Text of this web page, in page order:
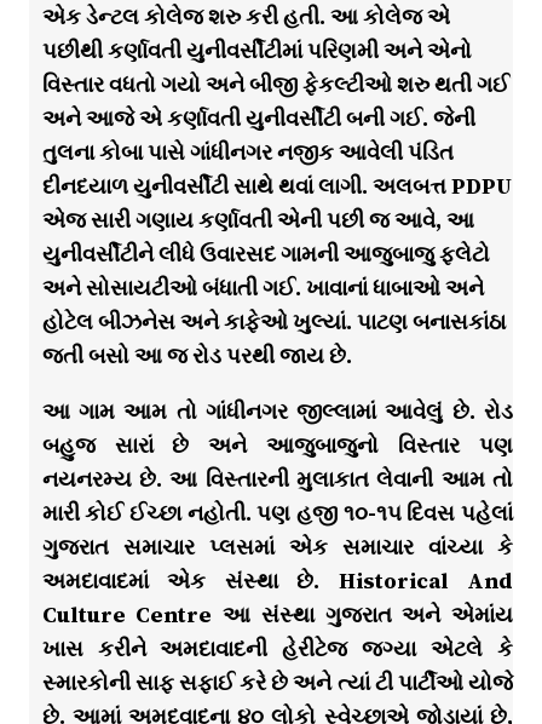
એક ડેન્ટલ કોલેજ શરુ કરી હતી. આ કોલેજ એ
પછીથી કર્ણાવતી યુનીવર્સીટીમાં પરિણમી અને એનો
વિસ્તાર વધતો ગયો અને બીજી ફેકલ્ટીઓ શરુ થતી ગઈ
અને આજે એ કર્ણાવતી યુનીવર્સીટી બની ગઈ. જેની
તુલના કોબા પાસે ગાંધીનગર નજીક આવેલી પંડિત
દીનદયાળ યુનીવર્સીટી સાથે થવાં લાગી. અલબત્ત PDPU
એજ સારી ગણાય કર્ણાવતી એની પછી જ આવે, આ
યુનીવર્સીટીને લીધે ઉવારસદ ગામની આજુબાજુ ફલેટો
અને સોસાયટીઓ બંધાતી ગઈ. ખાવાનાં ધાબાઓ અને
હોટેલ બીઝનેસ અને કાફેઓ ખુલ્યાં. પાટણ બનાસકાંઠા
જતી બસો આ જ રોડ પરથી જાય છે.
આ ગામ આમ તો ગાંધીનગર જીલ્લામાં આવેલું છે. રોડ
બહુજ સારાં છે અને આજુબાજુનો વિસ્તાર પણ
નયનરમ્ય છે. આ વિસ્તારની મુલાકાત લેવાની આમ તો
મારી કોઈ ઈચ્છા નહોતી. પણ હજી ૧૦-૧૫ દિવસ પહેલાં
ગુજરાત સમાચાર પ્લસમાં એક સમાચાર વાંચ્યા કે
અમદાવાદમાં એક સંસ્થા છે. Historical And
Culture Centre આ સંસ્થા ગુજરાત અને એમાંય
ખાસ કરીને અમદાવાદની હેરીટેજ જગ્યા એટલે કે
સ્મારકોની સાફ સફાઈ કરે છે અને ત્યાં ટી પાર્ટીઓ યોજે
છે. આમાં અમદવાદના ૪૦ લોકો સ્વેચ્છાએ જોડાયાં છે,